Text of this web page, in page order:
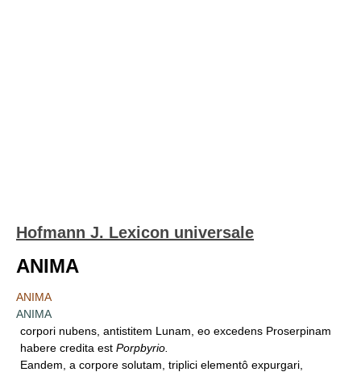
Hofmann J. Lexicon universale
ANIMA
ANIMA
ANIMA
corpori nubens, antistitem Lunam, eo excedens Proserpinam
habere credita est Porpbyrio.
Eandem, a corpore solutam, triplici elementô expurgari,